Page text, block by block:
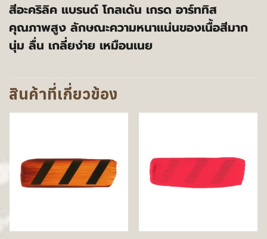
สีอะคริลิค แบรนด์ โกลเด้น เกรด อาร์ททิส
คุณภาพสูง ลักษณะความหนาแน่นของเนื้อสีมาก
นุ่ม ลื่น เกลี่ยง่าย เหมือนเนย
สินค้าที่เกี่ยวข้อง